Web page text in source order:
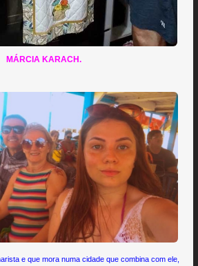
MÁRCIA KARACH.
e que mora numa cidade que combina com ele,